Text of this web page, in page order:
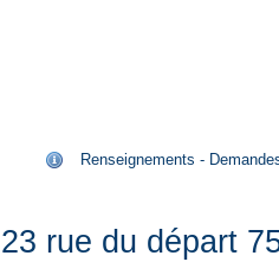
Renseignements -
rue du départ